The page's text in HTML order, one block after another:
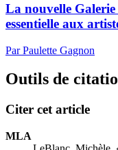
La nouvelle
essentielle aux
Par Paulette Gagnon
Outils de
Citer cet article
MLA